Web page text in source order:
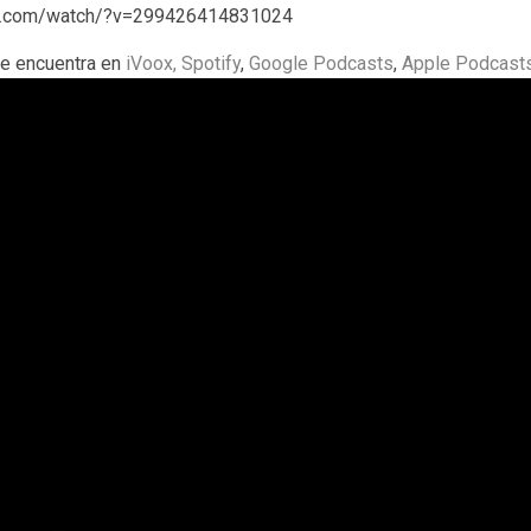
watch/?v=299426414831024
encuentra en iVoox, Spotify, Google Podcasts, Apple